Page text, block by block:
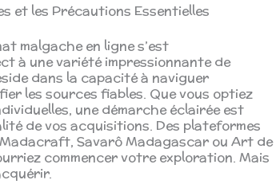
et les Précautions Essentielles
malgache en ligne s’est
à une variété impressionnante de
dans la capacité à naviguer
les sources fiables. Que vous optiez
une démarche éclairée est
de vos acquisitions. Des plateformes
Savarô Madagascar ou Art de
commencer votre exploration. Mais